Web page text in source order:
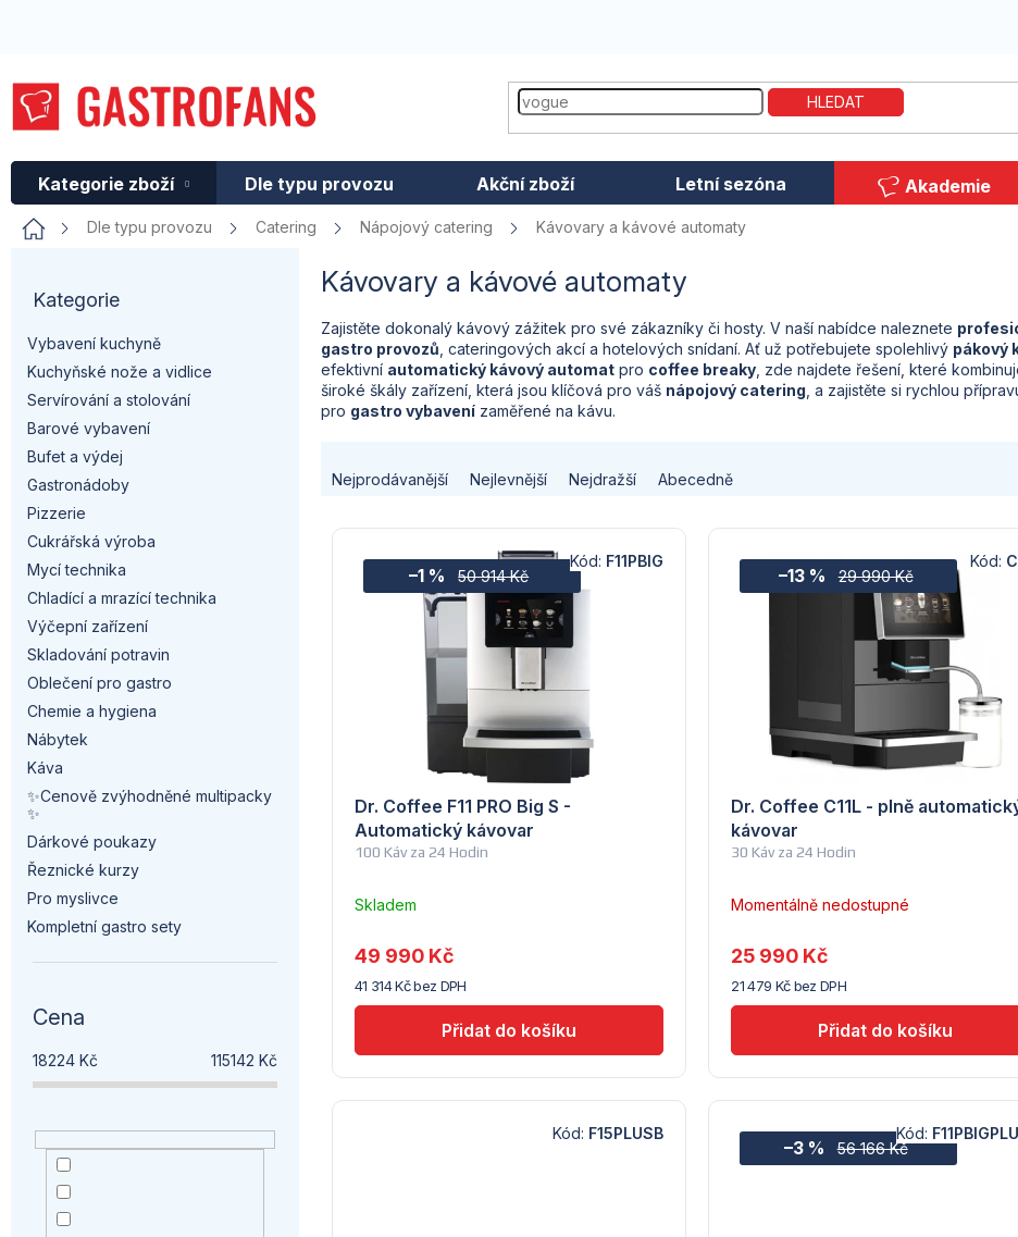
HLEDAT
Kategorie zboží
Dle typu provozu Akční zboží Letní sezóna Akademie
Domů Dle typu provozu Catering Nápojový catering Kávovary a kávové automaty
Přeskočit
Kategorie
Vybavení kuchyně
Kuchyňské nože a vidlice
Servírování a stolování
Barové vybavení
Bufet a výdej
Gastronádoby
Pizzerie
Cukrářská výroba
Mycí technika
Chladící a mrazící technika
Výčepní zařízení
Skladování potravin
Oblečení pro gastro
Chemie a hygiena
Nábytek
Káva
✨Cenově zvýhodněné multipacky
✨
Dárkové poukazy
Řeznické kurzy
Pro myslivce
Kompletní gastro sety
Cena
18224 Kč 115142 Kč
Top export
Medailonek - Honza
Kávovary a kávové automaty
Zajistěte dokonalý kávový zážitek pro své zákazníky či hosty. V naší nabídce naleznete
gastro provozů, cateringových akcí a hotelových snídaní. Ať už potřebujete spolehlivý pákový
efektivní automatický kávový automatpro coffee breaky, zde najdete řešení, které
široké škály zařízení, která jsou klíčová pro váš nápojový catering, a zajistěte si rychlou
pro gastro vybavenízaměřené na kávu.
Nejprodávanější Nejlevnější Nejdražší Abecedně
V
ů
50 914 Kč
–1 %
100 Káv za 24 Hodin
Dr. Coffee F11 PRO Big S -
Automatický kávovar
Skladem
dodavatele
(5) -
Coffelimit
41 314 Kč bez DPH
49 990 Kč
Kód: F11PBIG
29 990 Kč
–13 %
30 Káv za 24 Hodin
Dr. Coffee C11L - plně
kávovar
Momentálně nedostupné
21 479 Kč bez DPH
25 990 Kč
Kód:
Kód: F15PLUSB
56 166 Kč
–3 %
Kód: